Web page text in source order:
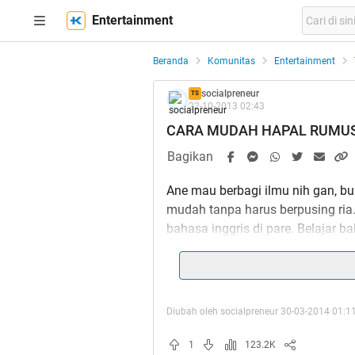
Entertainment
Beranda Komunitas Entertainment
TS socialpreneur
22-10-2013 02:43
CARA MUDAH HAPAL
Bagikan
Ane mau berbagi ilmu nih gan,
mudah tanpa harus berpusing
bahasa inggris di pare. Belajar
kenapa gak ? hehe
SpoilerforApa itu tenses ? :
Diubah oleh socialpreneur 30-03-2014 01:11
1 123.2K